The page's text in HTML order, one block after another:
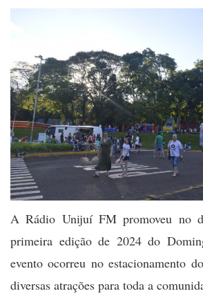
A Rádio Unijuí FM promoveu no
primeira edição de 2024 do
evento ocorreu no estacionamento
diversas atrações para toda a